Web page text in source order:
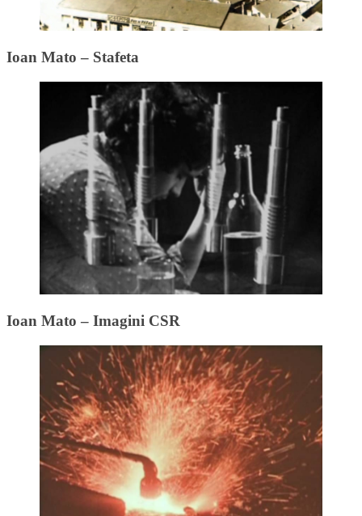
Ioan Mato – Stafeta
Ioan Mato – Imagini CSR